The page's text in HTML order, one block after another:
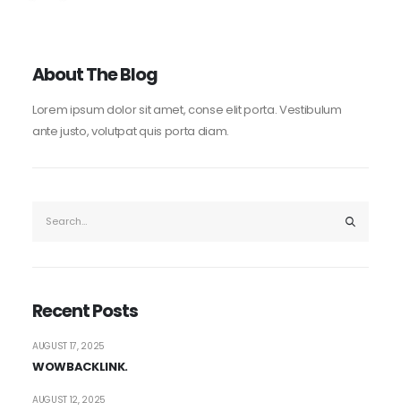
About The Blog
Lorem ipsum dolor sit amet, conse elit porta. Vestibulum
ante justo, volutpat quis porta diam.
Recent Posts
WOWBACKLINK.
AUGUST 17, 2025
AUGUST 12, 2025